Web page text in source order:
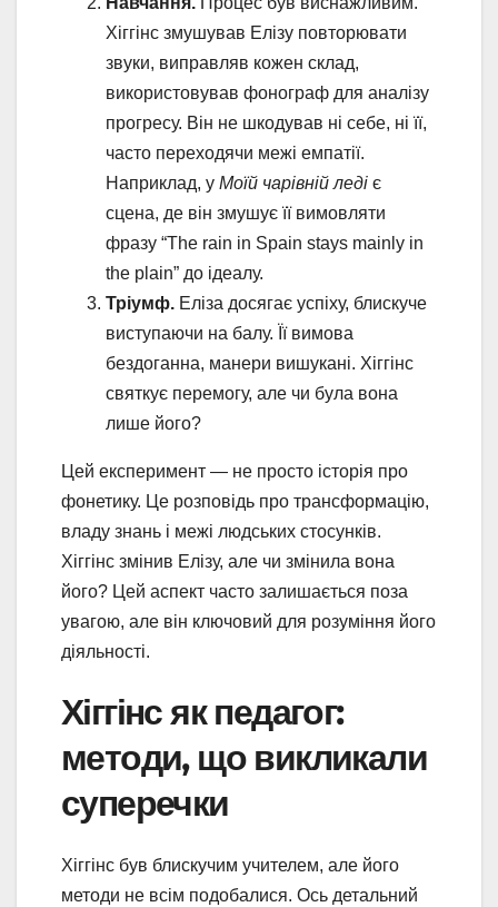
Хіггінс змушував Елізу повторювати
звуки, виправляв кожен склад,
використовував фонограф для аналізу
прогресу. Він не шкодував ні себе, ні її,
часто переходячи межі емпатії.
Наприклад, у Моїй чарівній леді є
сцена, де він змушує її вимовляти
фразу “The rain in Spain stays mainly in
the plain” до ідеалу.
Тріумф. Еліза досягає успіху, блискуче
виступаючи на балу. Її вимова
бездоганна, манери вишукані. Хіггінс
святкує перемогу, але чи була вона
лише його?
Цей експеримент — не просто історія про
фонетику. Це розповідь про трансформацію,
владу знань і межі людських стосунків.
Хіггінс змінив Елізу, але чи змінила вона
його? Цей аспект часто залишається поза
увагою, але він ключовий для розуміння його
діяльності.
Хіггінс як педагог:
методи, що викликали
суперечки
Хіггінс був блискучим учителем, але його
методи не всім подобалися. Ось детальний